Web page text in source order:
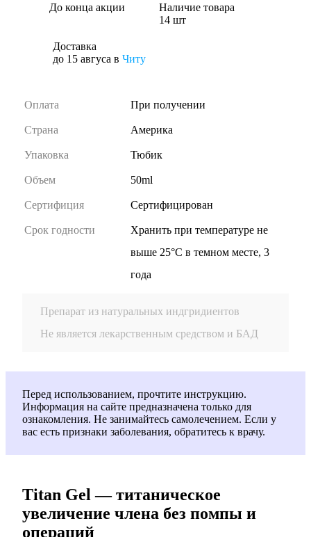
До конца акции
Наличие товара
14 шт
Доставка
до 15 авгуса в Читу
Оплата При получении
Страна Америка
Упаковка Тюбик
Объем 50ml
Сертифиция Сертифицирован
Cрок годности
Хранить при температуре не
выше 25°С в темном месте, 3
года
Препарат из натуральных индгридиентов
Не является лекарственным средством и БАД
Перед использованием, прочтите инструкцию.
Информация на сайте предназначена только для
ознакомления. Не занимайтесь самолечением. Если у
вас есть признаки заболевания, обратитесь к врачу.
Titan Gel — титаническое
увеличение члена без помпы и
операций